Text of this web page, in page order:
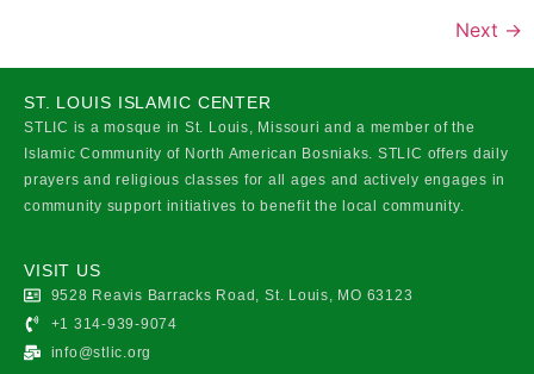
Next →
ST. LOUIS ISLAMIC CENTER
STLIC is a mosque in St. Louis, Missouri and a member of the
Islamic Community of North American Bosniaks. STLIC offers daily
prayers and religious classes for all ages and actively engages in
community support initiatives to benefit the local community.
VISIT US
9528 Reavis Barracks Road, St. Louis, MO 63123
+1 314-939-9074
info@stlic.org